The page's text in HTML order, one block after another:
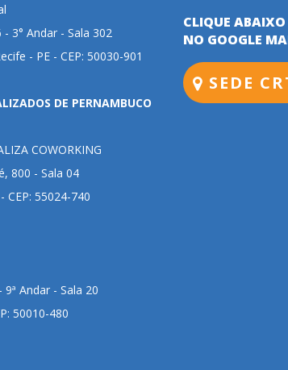
3° Andar - Sala 302
- PE - CEP: 50030-901
DE PERNAMBUCO
COWORKING
800 - Sala 04
CEP: 55024-740
Andar - Sala 20
50010-480
CLIQUE
NO GOOGLE
SEDE